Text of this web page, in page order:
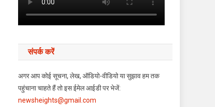
संपर्क करें
अगर आप कोई सूचना, लेख, ऑडियो-वीडियो या सुझाव हम तक
पहुंचाना चाहते हैं तो इस ईमेल आईडी पर भेजें:
newsheights@gmail.com